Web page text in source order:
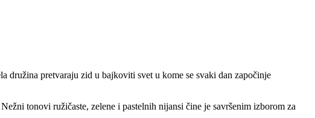
družina pretvaraju zid u bajkoviti svet u kome se svaki dan započinje
tonovi ružičaste, zelene i pastelnih nijansi čine je savršenim izborom za